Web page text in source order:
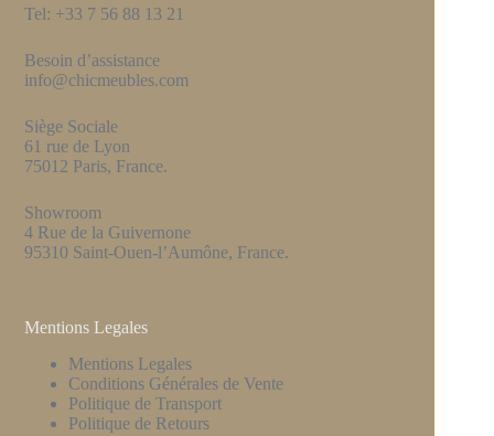
Tel: +33 7 56 88 13 21
Besoin d’assistance
info@chicmeubles.com
Siège Sociale
61 rue de Lyon
75012 Paris, France.
Showroom
4 Rue de la Guivernone
95310 Saint-Ouen-l’Aumône, France.
Mentions Legales
Mentions Legales
Conditions Générales de Vente
Politique de Transport
Politique de Retours